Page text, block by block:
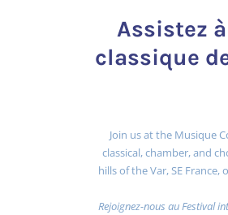
Assistez
classique
Join us at the Musique
classical, chamber, and
hills of the Var, SE
Rejoignez-nous au Festival